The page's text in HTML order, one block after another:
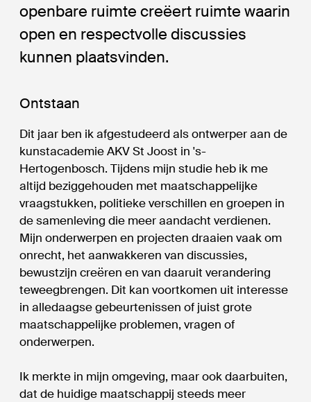
openbare ruimte creëert ruimte waarin
open en respectvolle discussies
kunnen plaatsvinden.
Ontstaan
Dit jaar ben ik afgestudeerd als ontwerper aan de
kunstacademie AKV St Joost in 's-
Hertogenbosch. Tijdens mijn studie heb ik me
altijd beziggehouden met maatschappelijke
vraagstukken, politieke verschillen en groepen in
de samenleving die meer aandacht verdienen.
Mijn onderwerpen en projecten draaien vaak om
onrecht, het aanwakkeren van discussies,
bewustzijn creëren en van daaruit verandering
teweegbrengen. Dit kan voortkomen uit interesse
in alledaagse gebeurtenissen of juist grote
maatschappelijke problemen, vragen of
onderwerpen.
Ik merkte in mijn omgeving, maar ook daarbuiten,
dat de huidige maatschappij steeds meer